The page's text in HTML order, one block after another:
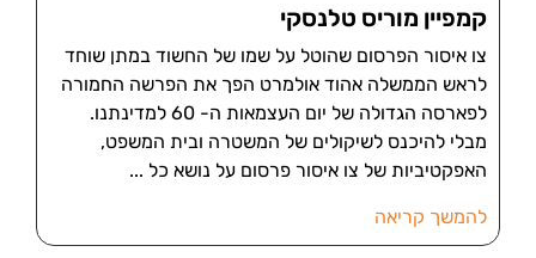
קמפיין מוריס טלנסקי
צו איסור הפרסום שהוטל על שמו של החשוד במתן שוחד
לראש הממשלה אהוד אולמרט הפך את הפרשה החמורה
לפארסה הגדולה של יום העצמאות ה- 60 למדינתנו.
מבלי להיכנס לשיקולים של המשטרה ובית המשפט,
האפקטיביות של צו איסור פרסום על נושא כל
להמשך קריאה